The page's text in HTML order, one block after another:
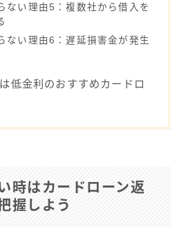
ない理由5：複数社から借入を
ない理由6：遅延損害金が発生
低金利のおすすめカードロ
時はカードローン返
握しよう